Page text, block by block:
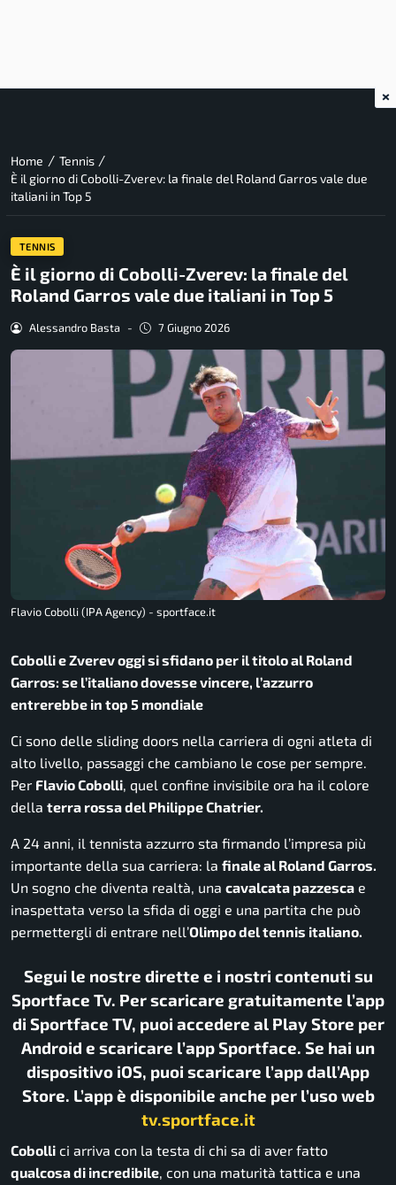
Home / Tennis /
È il giorno di Cobolli-Zverev: la finale del Roland Garros vale due
italiani in Top 5
TENNIS
È il giorno di Cobolli-Zverev: la finale del
Roland Garros vale due italiani in Top 5
Alessandro Basta - 7 Giugno 2026
Flavio Cobolli (IPA Agency) - sportface.it
Cobolli e Zverev oggi si sfidano per il titolo al Roland
Garros: se l’italiano dovesse vincere, l’azzurro
entrerebbe in top 5 mondiale
Ci sono delle sliding doors nella carriera di ogni atleta di
alto livello, passaggi che cambiano le cose per sempre.
Per Flavio Cobolli, quel confine invisibile ora ha il colore
della terra rossa del Philippe Chatrier.
A 24 anni, il tennista azzurro sta firmando l’impresa più
importante della sua carriera: la finale al Roland Garros.
Un sogno che diventa realtà, una cavalcata pazzesca e
inaspettata verso la sfida di oggi e una partita che può
permettergli di entrare nell’Olimpo del tennis italiano.
Segui le nostre dirette e i nostri contenuti su
Sportface Tv. Per scaricare gratuitamente l’app
di Sportface TV, puoi accedere al Play Store per
Android e scaricare l’app Sportface. Se hai un
dispositivo iOS, puoi scaricare l’app dall’App
Store. L’app è disponibile anche per l’uso web
tv.sportface.it
Cobolli ci arriva con la testa di chi sa di aver fatto
qualcosa di incredibile, con una maturità tattica e una
×